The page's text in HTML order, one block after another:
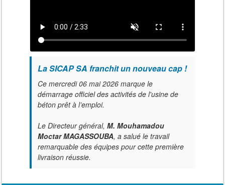
La SICAP SA franchit un nouveau cap !
Ce mercredi 06 mai 2026 marque le
démarrage officiel des activités de l'usine de
béton prêt à l’emploi.
Le Directeur général, M. Mouhamadou
Moctar MAGASSOUBA, a salué le travail
remarquable des équipes pour cette première
livraison réussie.